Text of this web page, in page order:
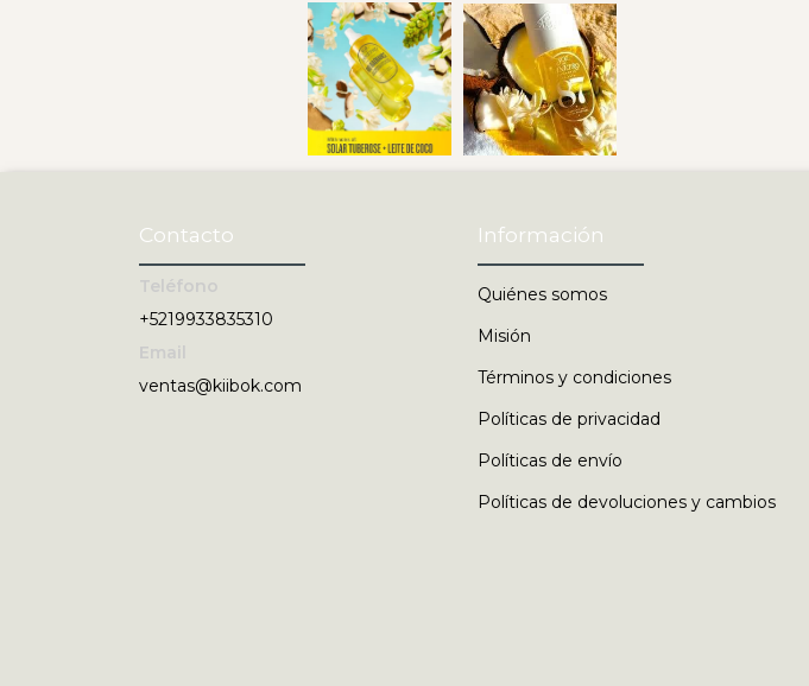
Contacto
+5219933835310
ventas@kiibok.com
Información
Quiénes somos
Misión
Términos y condiciones
Políticas de privacidad
Políticas de envío
Políticas de devoluciones y cambios